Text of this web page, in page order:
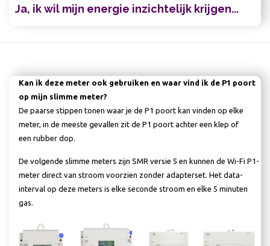
Ja, ik wil mijn energie inzichtelijk krijgen...
Kan ik deze meter ook gebruiken en waar vind ik de P1 poort
op mijn slimme meter?
De paarse stippen tonen waar je de P1 poort kan vinden op elke
meter, in de meeste gevallen zit de P1 poort achter een klep of
een rubber dop.
De volgende slimme meters zijn SMR versie 5 en kunnen de Wi-Fi P1-
meter direct van stroom voorzien zonder adapterset. Het data-
interval op deze meters is elke seconde stroom en elke 5 minuten
gas.